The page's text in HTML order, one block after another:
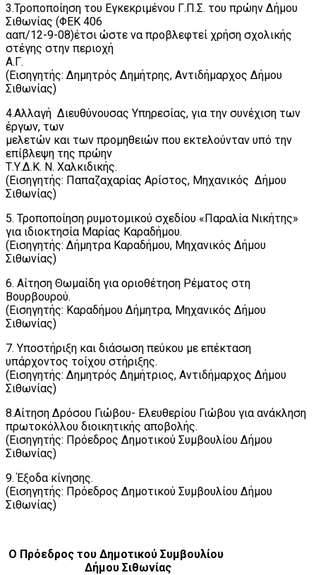
3.Τροποποίηση του Εγκεκριμένου Γ.Π.Σ. του πρώην Δήμου
Σιθωνίας (ΦΕΚ 406
ααπ/12-9-08)έτσι ώστε να προβλεφτεί χρήση σχολικής
στέγης στην περιοχή
Α.Γ.
(Εισηγητής: Δημητρός Δημήτρης, Αντιδήμαρχος Δήμου
Σιθωνίας)
4.Αλλαγή Διευθύνουσας Υπηρεσίας, για την συνέχιση των
έργων, των
μελετών και των προμηθειών που εκτελούνταν υπό την
επίβλεψη της πρώην
Τ.Υ.Δ.Κ. Ν. Χαλκιδικής.
(Εισηγητής: Παπαζαχαρίας Αρίστος, Μηχανικός Δήμου
Σιθωνίας)
5. Τροποποίηση ρυμοτομικού σχεδίου «Παραλία Νικήτης»
για ιδιοκτησία Μαρίας Καραδήμου.
(Εισηγητής: Δήμητρα Καραδήμου, Μηχανικός Δήμου
Σιθωνίας)
6. Αίτηση Θωμαίδη για οριοθέτηση Ρέματος στη
Βουρβουρού.
(Εισηγητής: Καραδήμου Δήμητρα, Μηχανικός Δήμου
Σιθωνίας)
7. Υποστήριξη και διάσωση πεύκου με επέκταση
υπάρχοντος τοίχου στήριξης.
(Εισηγητής: Δημητρός Δημήτριος, Αντιδήμαρχος Δήμου
Σιθωνίας)
8.Αίτηση Δρόσου Γιώβου- Ελευθερίου Γιώβου για ανάκληση
πρωτοκόλλου διοικητικής αποβολής.
(Εισηγητής: Πρόεδρος Δημοτικού Συμβουλίου Δήμου
Σιθωνίας)
9. Έξοδα κίνησης.
(Εισηγητής: Πρόεδρος Δημοτικού Συμβουλίου Δήμου
Σιθωνίας)
Ο Πρόεδρος του Δημοτικού Συμβουλίου
Δήμου Σιθωνίας